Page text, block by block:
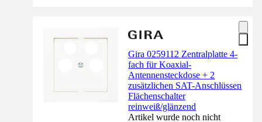
Gira 0259112 Zentralplatte 4-
fach für Koaxial-
Antennensteckdose + 2
zusätzlichen SAT-Anschlüssen
Flächenschalter
reinweiß/glänzend
Artikel wurde noch nicht